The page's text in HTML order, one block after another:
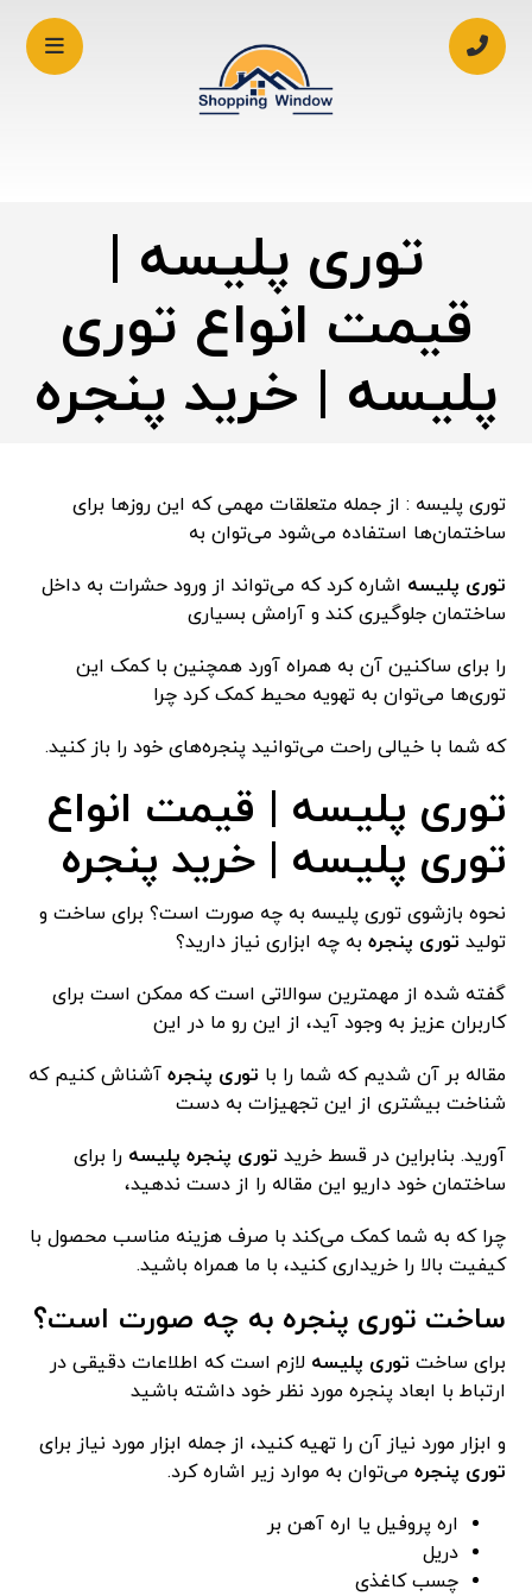
توری پلیسه |
قیمت انواع توری
پلیسه | خرید پنجره
توری پلیسه : از جمله متعلقات مهمی که این روزها برای
ساختمان‌ها استفاده می‌شود می‌توان به
توری پلیسه اشاره کرد که می‌تواند از ورود حشرات به داخل
ساختمان جلوگیری کند و آرامش بسیاری
را برای ساکنین آن به همراه آورد همچنین با کمک این
توری‌ها می‌توان به تهویه محیط کمک کرد چرا
که شما با خیالی راحت می‌توانید پنجره‌های خود را باز کنید‌.
توری پلیسه | قیمت انواع
توری پلیسه | خرید پنجره
نحوه بازشوی توری پلیسه به چه صورت است؟ برای ساخت و
تولید توری پنجره به چه ابزاری نیاز دارید؟
گفته شده از مهمترین سوالاتی است که ممکن است برای
کاربران عزیز به وجود آید، از این رو ما در این
مقاله بر آن شدیم که شما را با توری پنجرهآشناش کنیم که
شناخت بیشتری از این تجهیزات به دست
آورید. بنابراین در قسط خرید توری پنجره پلیسه را برای
ساختمان خود داریو این مقاله را از دست ندهید،
چرا که به شما کمک می‌کند با صرف هزینه مناسب محصول با
کیفیت بالا را خریداری کنید، با ما همراه باشید.
ساخت توری پنجره به چه صورت است؟
برای ساخت توری پلیسه لازم است که اطلاعات دقیقی در
ارتباط با ابعاد پنجره مورد نظر خود داشته باشید
و ابزار مورد نیاز آن را تهیه کنید، از جمله ابزار مورد نیاز برای
توری پنجره می‌توان به موارد زیر اشاره کرد.
اره پروفیل یا اره آهن بر
دریل
چسب کاغذی